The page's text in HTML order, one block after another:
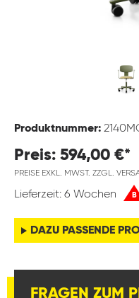
Produktnummer:
Preis: 594,00 €*
PREISE EXKL. MWST. ZZGL.
Lieferzeit: 6 Wochen B
DAZU PASSENDE
FRAGEN ZUM